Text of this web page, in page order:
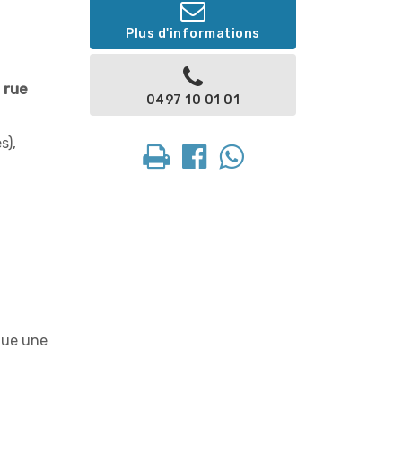
rue
une
Plus d'informations
0497 10 01 01